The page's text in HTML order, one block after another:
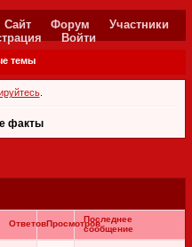
Сайт Форум
Участники
Войти
темы
.
факты
ОтветовПросмотровПоследнее
сообщение